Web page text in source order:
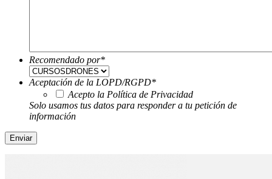
Recomendado por*
Aceptación de la LOPD/RGPD*
Acepto la Política de Privacidad
Solo usamos tus datos para responder a tu petición de
información